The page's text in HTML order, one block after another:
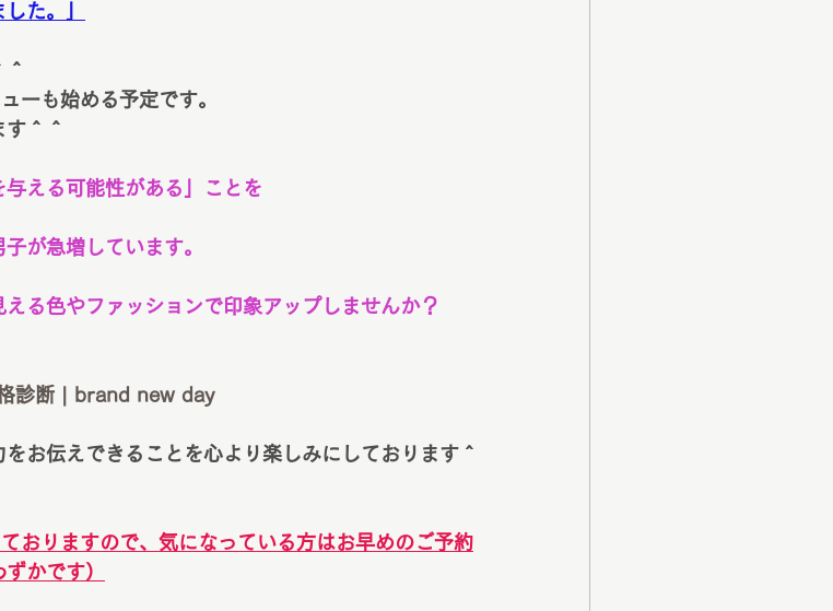
た。」
ーも始める予定です。
＾＾
与える可能性がある」ことを
が急増しています。
る色やファッションで印象アップしませんか？
診断 | brand new day
お伝えできることを心より楽しみにしております＾
おりますので、気になっている方はお早めのご予約
かです）